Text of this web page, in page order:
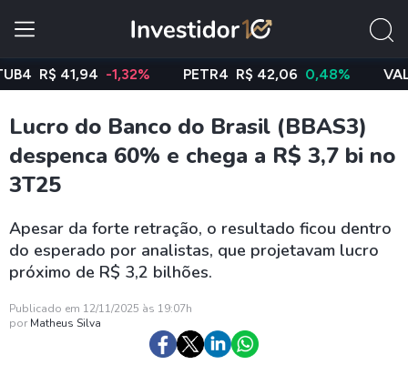
41,94 -1,32% PETR4 R$ 42,06 0,48% VALE3
Lucro do Banco do Brasil (BBAS3)
despenca 60% e chega a R$ 3,7 bi no
3T25
Apesar da forte retração, o resultado ficou dentro
do esperado por analistas, que projetavam lucro
próximo de R$ 3,2 bilhões.
Publicado em 12/11/2025 às 19:07h
por Matheus Silva